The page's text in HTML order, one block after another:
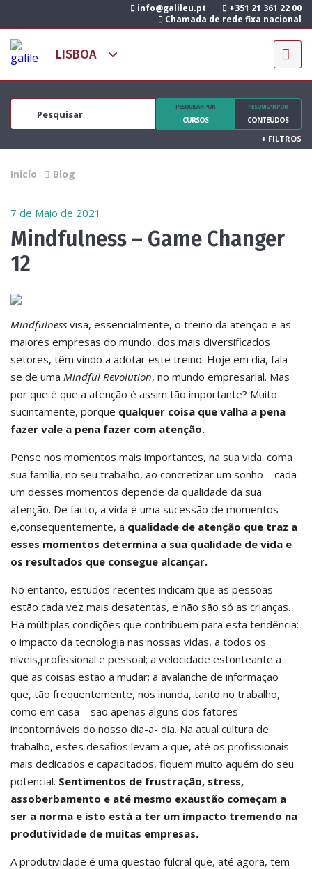
info@galileu.pt
+351 21 361 22 00
Chamada de rede fixa nacional
PESQUISAR POR
CURSOS
PESQUISAR POR
CONTEÚDOS
+ FILTROS
Inicío Blog
7 de Maio de 2021
Mindfulness – Game Changer
12
Mindfulness visa, essencialmente, o treino da atenção e as
maiores empresas do mundo, dos mais diversificados
setores, têm vindo a adotar este treino. Hoje em dia, fala-
se de uma Mindful Revolution, no mundo empresarial. Mas
por que é que a atenção é assim tão importante? Muito
sucintamente, porque qualquer coisa que valha a pena
fazer vale a pena fazer com atenção.
Pense nos momentos mais importantes, na sua vida: coma
sua família, no seu trabalho, ao concretizar um sonho – cada
um desses momentos depende da qualidade da sua
atenção. De facto, a vida é uma sucessão de momentos
e,consequentemente, a qualidade de atenção que traz a
esses momentos determina a sua qualidade de vida e
os resultados que consegue alcançar.
No entanto, estudos recentes indicam que as pessoas
estão cada vez mais desatentas, e não são só as crianças.
Há múltiplas condições que contribuem para esta tendência:
o impacto da tecnologia nas nossas vidas, a todos os
níveis,profissional e pessoal; a velocidade estonteante a
que as coisas estão a mudar; a avalanche de informação
que, tão frequentemente, nos inunda, tanto no trabalho,
como em casa – são apenas alguns dos fatores
incontornáveis do nosso dia-a- dia. Na atual cultura de
trabalho, estes desafios levam a que, até os profissionais
mais dedicados e capacitados, fiquem muito aquém do seu
potencial. Sentimentos de frustração, stress,
assoberbamento e até mesmo exaustão começam a
ser a norma e isto está a ter um impacto tremendo na
produtividade de muitas empresas.
A produtividade é uma questão fulcral que, até agora, tem